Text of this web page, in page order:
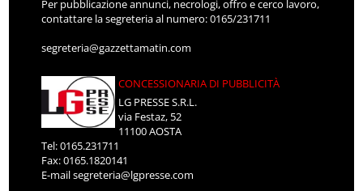
Per pubblicazione annunci, necrologi, offro e cerco lavoro,
contattare la segreteria al numero: 0165/231711
segreteria@gazzettamatin.com
CONCESSIONARIA DI PUBBLICITÀ
LG PRESSE S.R.L.
via Festaz, 52
11100 AOSTA
Tel: 0165.231711
Fax: 0165.1820141
E-mailsegreteria@lgpresse.com